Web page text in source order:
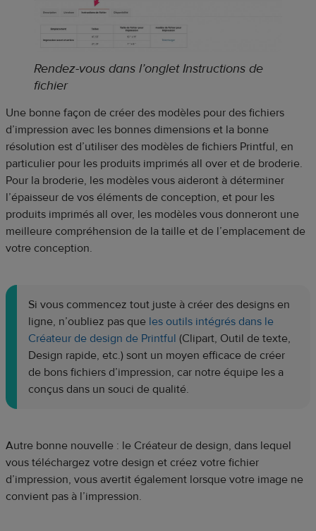
Rendez-vous dans l’onglet Instructions de
fichier
Une bonne façon de créer des modèles pour des fichiers
d’impression avec les bonnes dimensions et la bonne
résolution est d’utiliser des modèles de fichiers Printful, en
particulier pour les produits imprimés all over et de broderie.
Pour la broderie, les modèles vous aideront à déterminer
l’épaisseur de vos éléments de conception, et pour les
produits imprimés all over, les modèles vous donneront une
meilleure compréhension de la taille et de l’emplacement de
votre conception.
Si vous commencez tout juste à créer des designs en
ligne, n’oubliez pas que les outils intégrés dans le
Créateur de design de Printful (Clipart, Outil de texte,
Design rapide, etc.) sont un moyen efficace de créer
de bons fichiers d’impression, car notre équipe les a
conçus dans un souci de qualité.
Autre bonne nouvelle : le Créateur de design, dans lequel
vous téléchargez votre design et créez votre fichier
d’impression, vous avertit également lorsque votre image ne
convient pas à l’impression.